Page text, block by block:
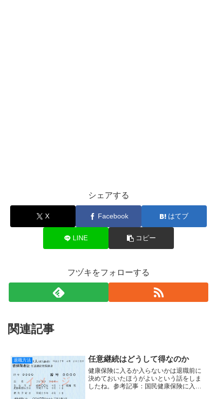
シェアする
X Facebook はてブ
LINE コピー
フヅキをフォローする
関連記事
退職方法 任意継続はどうして得なのか
健康保険に入るか入らないかは退職前に
決めておいたほうがよいという話をしま
したね。参考記事：国民健康保険に入る